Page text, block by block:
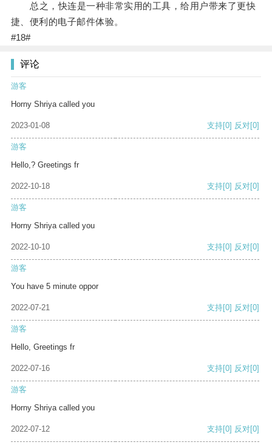
总之，快连是一种非常实用的工具，给用户带来了更快
捷、便利的电子邮件体验。
#18#
评论
游客
Horny Shriya called you
2023-01-08 支持[0] 反对[0]
游客
Hello,? Greetings fr
2022-10-18 支持[0] 反对[0]
游客
Horny Shriya called you
2022-10-10 支持[0] 反对[0]
游客
You have 5 minute oppor
2022-07-21 支持[0] 反对[0]
游客
Hello, Greetings fr
2022-07-16 支持[0] 反对[0]
游客
Horny Shriya called you
2022-07-12 支持[0] 反对[0]